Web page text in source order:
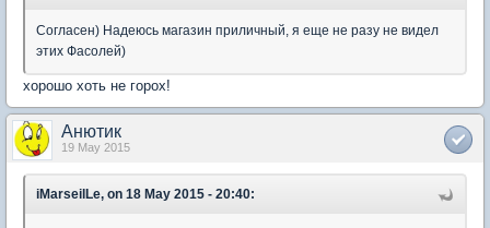
Согласен) Надеюсь магазин приличный, я еще не разу не видел
этих Фасолей)
хорошо хоть не горох!
Анютик
19 May 2015
iMarseilLe, on 18 May 2015 - 20:40: